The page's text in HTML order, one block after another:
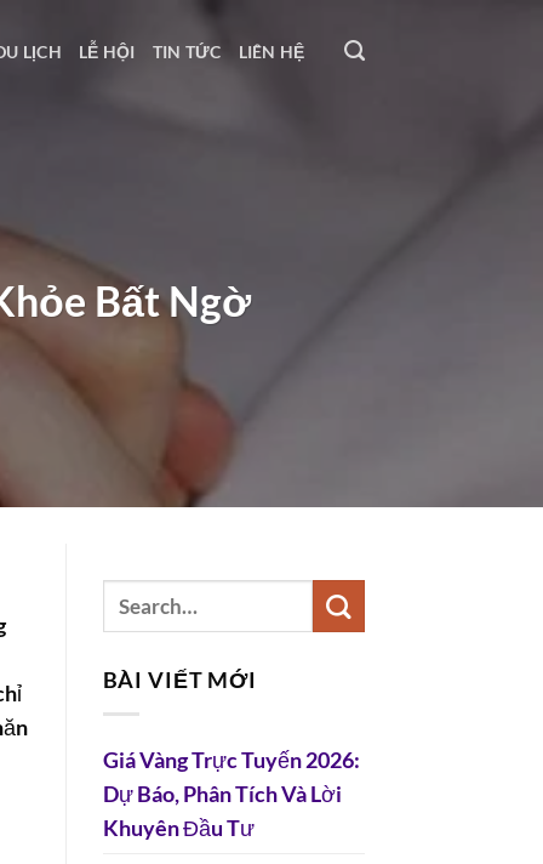
LỊCH LỄ HỘI TIN TỨC LIÊN HỆ
Bất Ngờ
BÀI VIẾT MỚI
Giá Vàng Trực Tuyến 2026:
Dự Báo, Phân Tích Và Lời
Khuyên Đầu Tư